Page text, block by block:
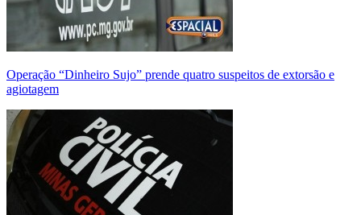
Operação “Dinheiro Sujo” prende quatro suspeitos de extorsão e
agiotagem